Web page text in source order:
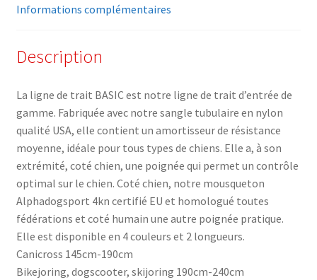
Informations complémentaires
Description
La ligne de trait BASIC est notre ligne de trait d’entrée de
gamme. Fabriquée avec notre sangle tubulaire en nylon
qualité USA, elle contient un amortisseur de résistance
moyenne, idéale pour tous types de chiens. Elle a, à son
extrémité, coté chien, une poignée qui permet un contrôle
optimal sur le chien. Coté chien, notre mousqueton
Alphadogsport 4kn certifié EU et homologué toutes
fédérations et coté humain une autre poignée pratique.
Elle est disponible en 4 couleurs et 2 longueurs.
Canicross 145cm-190cm
Bikejoring, dogscooter, skijoring 190cm-240cm